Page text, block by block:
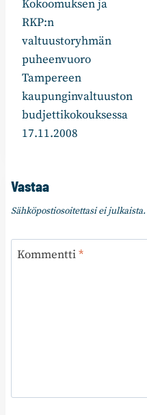
Kokoomuksen ja
RKP:n
valtuustoryhmän
puheenvuoro
Tampereen
kaupunginvaltuuston
budjettikokouksessa
17.11.2008
Vastaa
Sähköpostiosoitettasi ei julkaista.
Kommentti*